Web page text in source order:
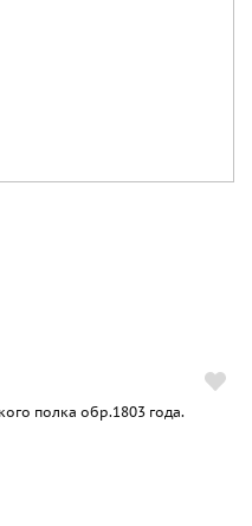
полка обр.1803 года.